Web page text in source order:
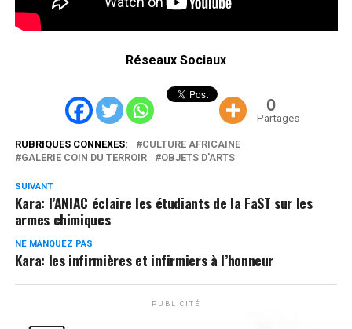
Réseaux Sociaux
0
Partages
RUBRIQUES CONNEXES:
CULTURE AFRICAINE
GALERIE COIN DU TERROIR
OBJETS D'ARTS
SUIVANT
Kara: l’ANIAC éclaire les étudiants de la FaST sur les
armes chimiques
NE MANQUEZ PAS
Kara: les infirmières et infirmiers à l’honneur
PUBLICITÉ